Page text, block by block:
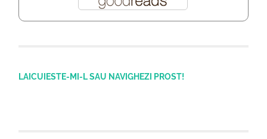
LAICUIESTE-MI-L SAU NAVIGHEZI PROST!